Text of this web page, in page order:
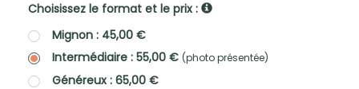
Choisissez le format et le prix :
Mignon : 45,00 €
Intermédiaire : 55,00 € (photo présentée)
Généreux : 65,00 €